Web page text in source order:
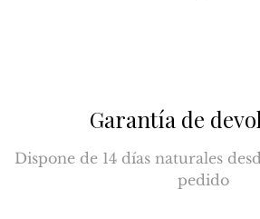
Garantía de
Dispone de 14 días naturales
pedido